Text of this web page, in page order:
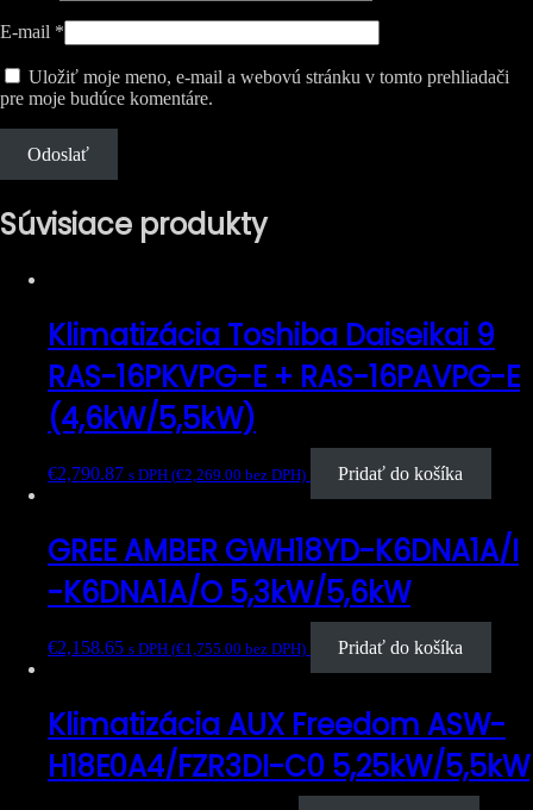
E-mail *
Uložiť moje meno, e-mail a webovú stránku v tomto prehliadači
pre moje budúce komentáre.
Súvisiace produkty
Klimatizácia Toshiba Daiseikai 9
RAS-16PKVPG-E + RAS-16PAVPG-E
(4,6kW/5,5kW)
€2,790.87 s DPH (€2,269.00 bez DPH) Pridať do košíka
GREE AMBER GWH18YD-K6DNA1A/I
-K6DNA1A/O 5,3kW/5,6kW
€2,158.65 s DPH (€1,755.00 bez DPH) Pridať do košíka
Klimatizácia AUX Freedom ASW-
H18E0A4/FZR3DI-C0 5,25kW/5,5kW